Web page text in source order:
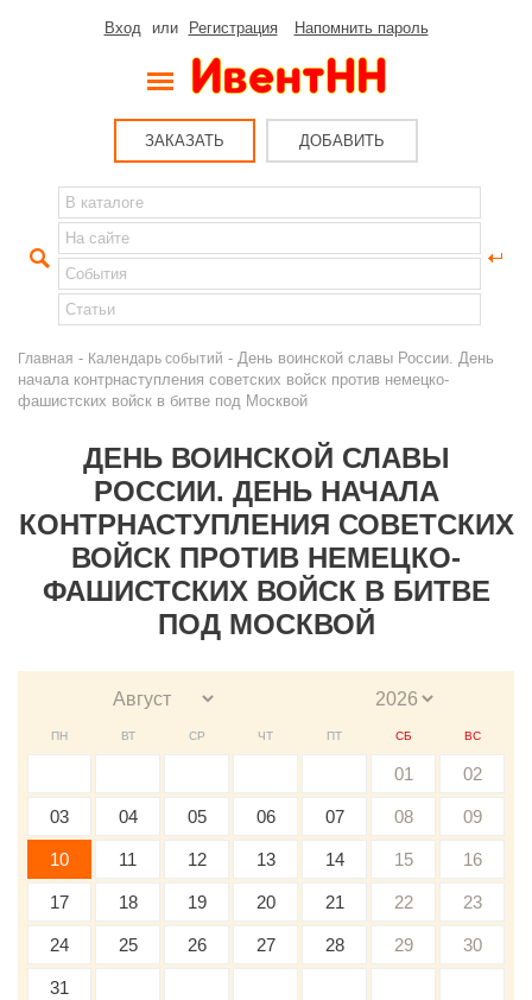
Вход или Регистрация Напомнить пароль
ЗАКАЗАТЬ ДОБАВИТЬ
Главная - Календарь событий - День воинской славы России. День
начала контрнаступления советских войск против немецко-
фашистских войск в битве под Москвой
ДЕНЬ ВОИНСКОЙ СЛАВЫ
РОССИИ. ДЕНЬ НАЧАЛА
КОНТРНАСТУПЛЕНИЯ СОВЕТСКИХ
ВОЙСК ПРОТИВ НЕМЕЦКО-
ФАШИСТСКИХ ВОЙСК В БИТВЕ
ПОД МОСКВОЙ
ПН ВТ СР ЧТ ПТ СБ ВС
01 02
03 04 05 06 07 08 09
10 11 12 13 14 15 16
17 18 19 20 21 22 23
24 25 26 27 28 29 30
31